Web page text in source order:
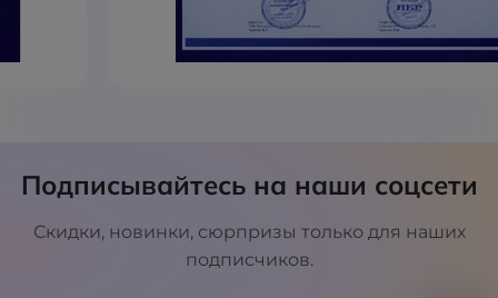
Подписывайтесь на наши соцсети
Скидки, новинки, сюрпризы только для наших
подписчиков.